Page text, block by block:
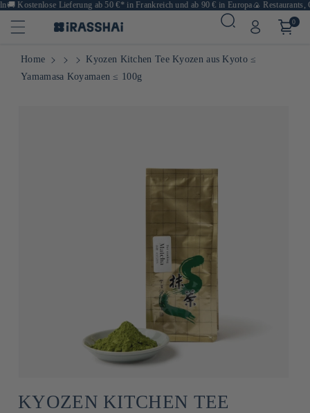
Kostenlose Lieferung ab 50 €* in Frankreich und ab 90 € in Europa🍙 Restaurants,
0
Home
Kyozen Kitchen Tee Kyozen aus Kyoto ≤
Yamamasa Koyamaen ≤ 100g
KYOZEN KITCHEN TEE